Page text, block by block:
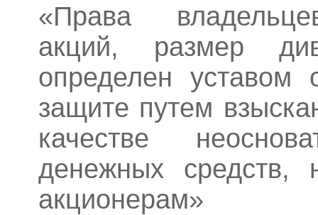
«Права
акций, размер
определен
защите путем
качестве
денежных средств,
акционерам»